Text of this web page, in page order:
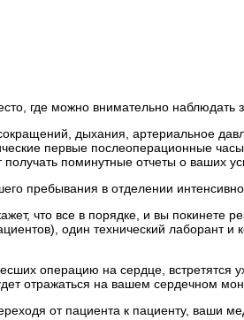
где можно внимательно наблюдать
дыхания, артериальное
первые послеоперационные
поминутные отчеты о ваших
пребывания в отделении
что все в порядке, и вы покинете
один технический
операцию на сердце,
отражаться на вашем сердечном
от пациента к пациенту, ваши